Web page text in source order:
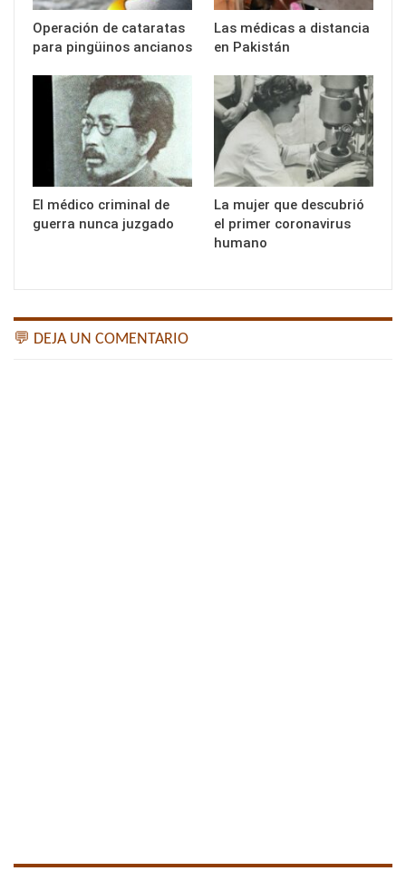
Operación de cataratas
para pingüinos ancianos
Las médicas a distancia
en Pakistán
El médico criminal de
guerra nunca juzgado
La mujer que descubrió
el primer coronavirus
humano
💬 DEJA UN COMENTARIO